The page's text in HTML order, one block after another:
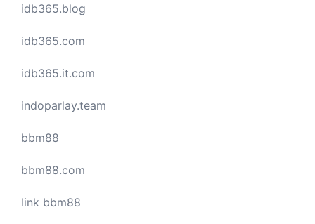
idb365.blog
idb365.com
idb365.it.com
indoparlay.team
bbm88
bbm88.com
link bbm88